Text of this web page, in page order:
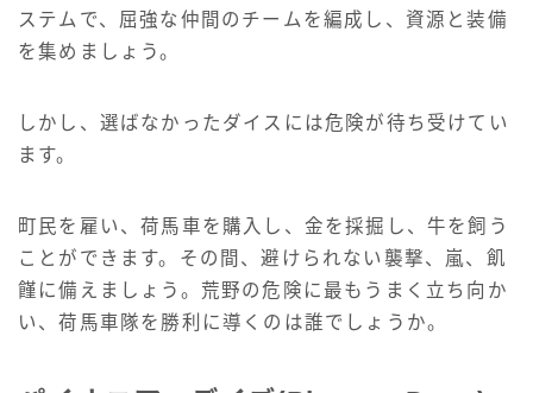
ステムで、屈強な仲間のチームを編成し、資源と装備
を集めましょう。
しかし、選ばなかったダイスには危険が待ち受けてい
ます。
町民を雇い、荷馬車を購入し、金を採掘し、牛を飼う
ことができます。その間、避けられない襲撃、嵐、飢
饉に備えましょう。荒野の危険に最もうまく立ち向か
い、荷馬車隊を勝利に導くのは誰でしょうか。